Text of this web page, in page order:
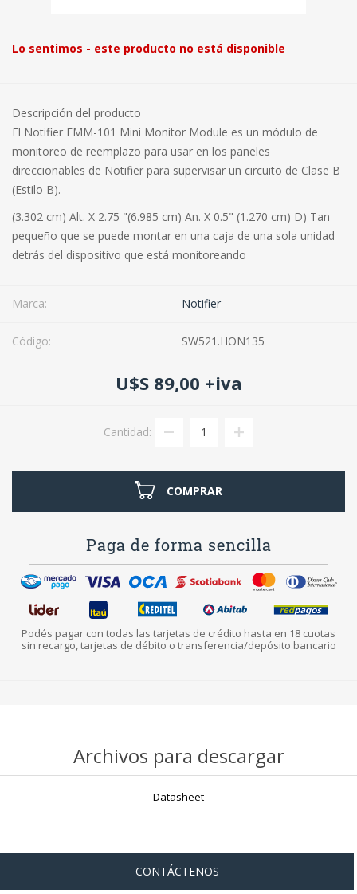
Lo sentimos - este producto no está disponible
Descripción del producto
El Notifier FMM-101 Mini Monitor Module es un módulo de
monitoreo de reemplazo para usar en los paneles
direccionables de Notifier para supervisar un circuito de Clase B
(Estilo B).
(3.302 cm) Alt. X 2.75 "(6.985 cm) An. X 0.5" (1.270 cm) D) Tan
pequeño que se puede montar en una caja de una sola unidad
detrás del dispositivo que está monitoreando
Marca: Notifier
Código: SW521.HON135
U$S 89,00 +iva
Cantidad:
COMPRAR
Paga de forma sencilla
Podés pagar con todas las tarjetas de crédito hasta en 18 cuotas
sin recargo, tarjetas de débito o transferencia/depósito bancario
Archivos para descargar
Datasheet
CONTÁCTENOS